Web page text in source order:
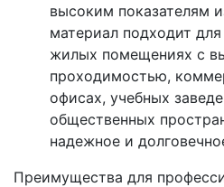
высоким показателям
материал подходит
жилых помещениях с
проходимостью,
офисах, учебных
общественных
надежное и
Преимущества для